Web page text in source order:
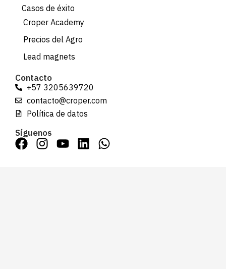
Casos de éxito
Croper Academy
Precios del Agro
Lead magnets
Contacto
+57 3205639720
contacto@croper.com
Política de datos
Síguenos